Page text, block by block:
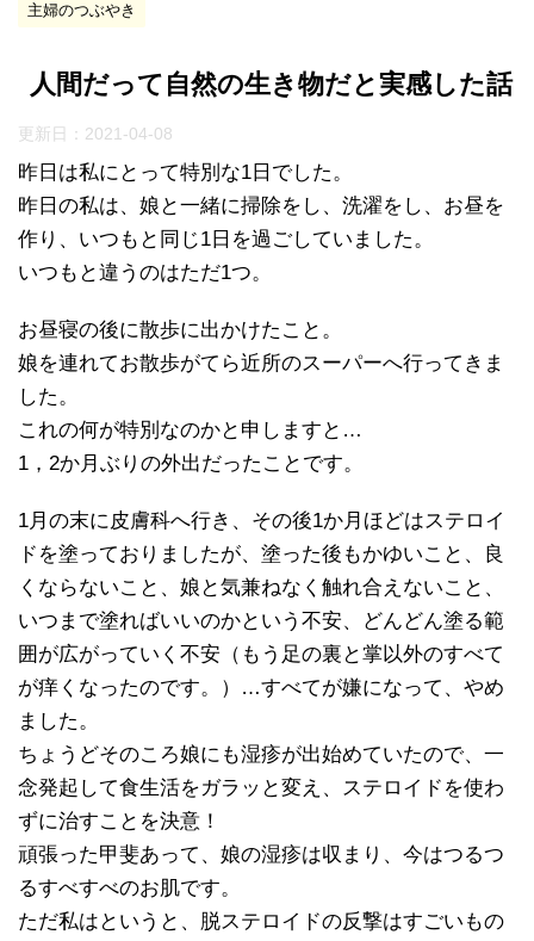
主婦のつぶやき
人間だって自然の生き物だと実感した話
更新日： 2021-04-08
昨日は私にとって特別な1日でした。
昨日の私は、娘と一緒に掃除をし、洗濯をし、お昼を
作り、いつもと同じ1日を過ごしていました。
いつもと違うのはただ1つ。
お昼寝の後に散歩に出かけたこと。
娘を連れてお散歩がてら近所のスーパーへ行ってきま
した。
これの何が特別なのかと申しますと…
1，2か月ぶりの外出だったことです。
1月の末に皮膚科へ行き、その後1か月ほどはステロイ
ドを塗っておりましたが、塗った後もかゆいこと、良
くならないこと、娘と気兼ねなく触れ合えないこと、
いつまで塗ればいいのかという不安、どんどん塗る範
囲が広がっていく不安（もう足の裏と掌以外のすべて
が痒くなったのです。）…すべてが嫌になって、やめ
ました。
ちょうどそのころ娘にも湿疹が出始めていたので、一
念発起して食生活をガラッと変え、ステロイドを使わ
ずに治すことを決意！
頑張った甲斐あって、娘の湿疹は収まり、今はつるつ
るすべすべのお肌です。
ただ私はというと、脱ステロイドの反撃はすごいもの